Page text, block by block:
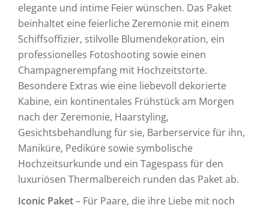
elegante und intime Feier wünschen. Das Paket
beinhaltet eine feierliche Zeremonie mit einem
Schiffsoffizier, stilvolle Blumendekoration, ein
professionelles Fotoshooting sowie einen
Champagnerempfang mit Hochzeitstorte.
Besondere Extras wie eine liebevoll dekorierte
Kabine, ein kontinentales Frühstück am Morgen
nach der Zeremonie, Haarstyling,
Gesichtsbehandlung für sie, Barberservice für ihn,
Maniküre, Pediküre sowie symbolische
Hochzeitsurkunde und ein Tagespass für den
luxuriösen Thermalbereich runden das Paket ab.
Iconic Paket– Für Paare, die ihre Liebe mit noch